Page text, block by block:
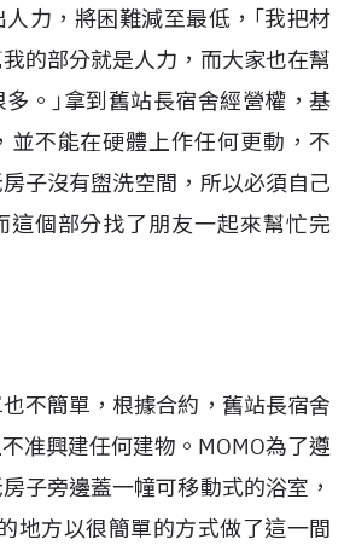
力，將困難減至最低，｢我把材
的部分就是人力，而大家也在幫
。｣拿到舊站長宿舍經營權，基
並不能在硬體上作任何更動，不
子沒有盥洗空間，所以必須自己
這個部分找了朋友一起來幫忙完
不簡單，根據合約，舊站長宿舍
准興建任何建物。MOMO為了遵
子旁邊蓋一幢可移動式的浴室，
地方以很簡單的方式做了這一間